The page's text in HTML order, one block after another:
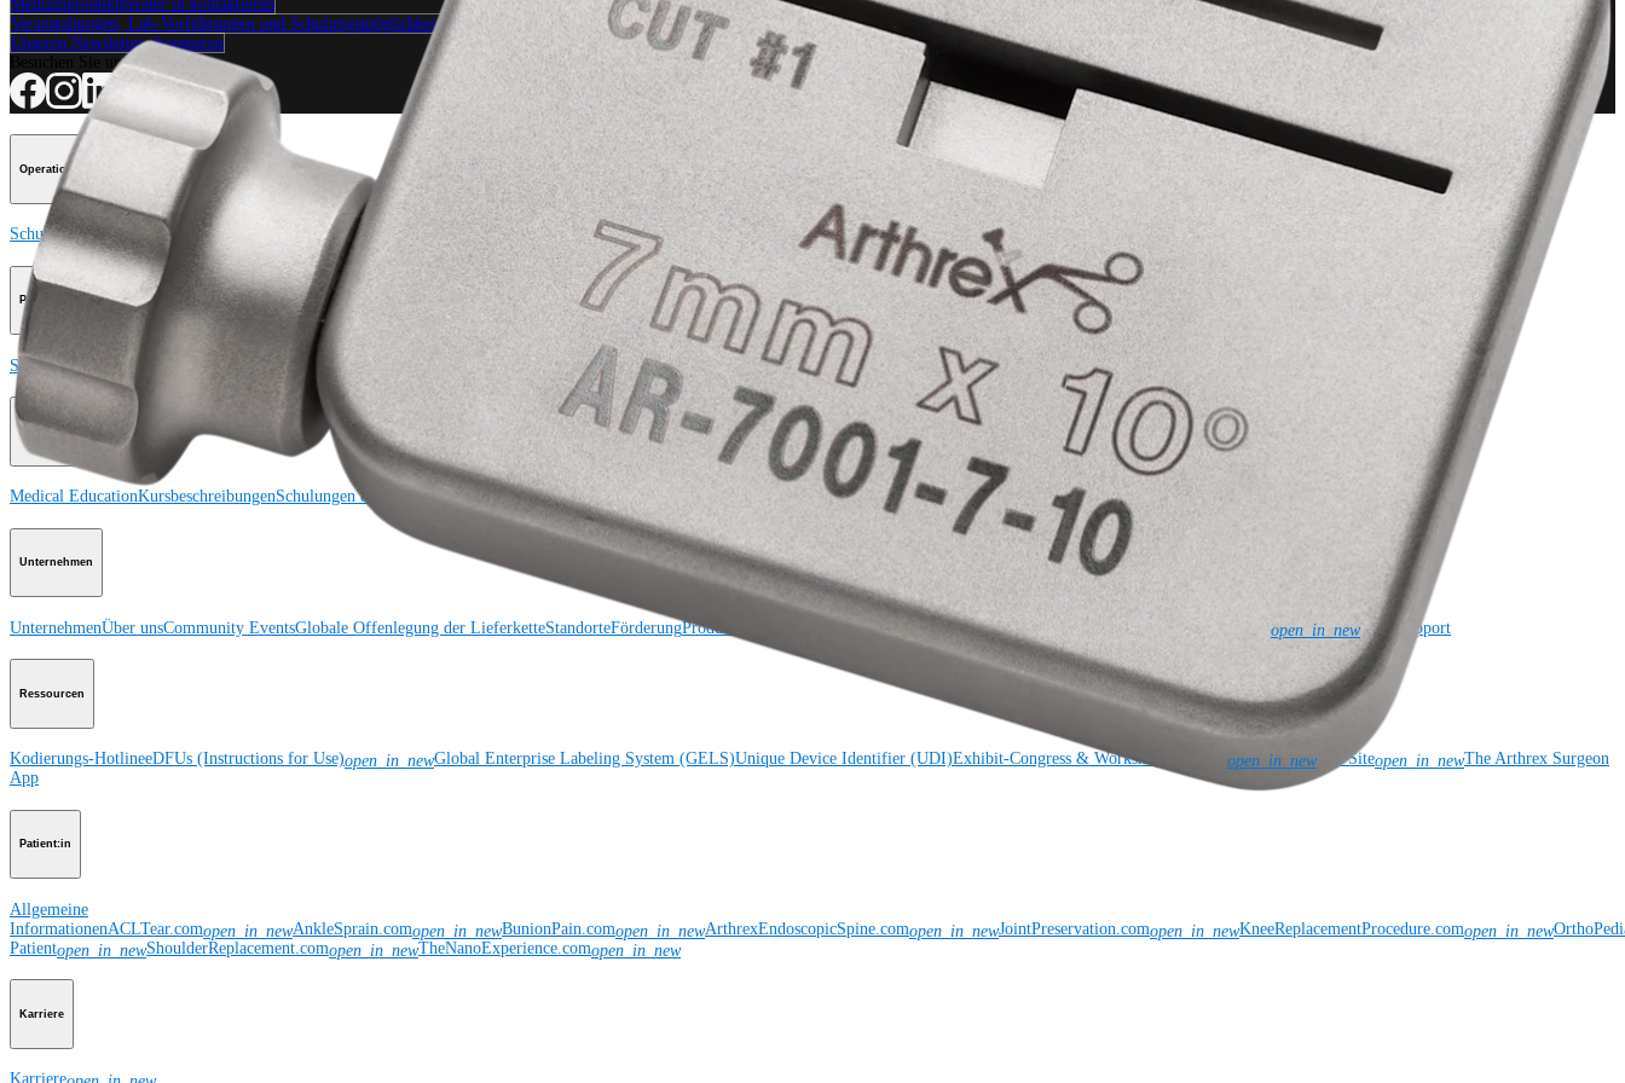
Medizinproduktberater:in kontaktieren
Veranstaltungen, Lab-Vorführungen und Schulungsmöglichkeiten ansehen
Unseren Newsletter abonnieren
Besuchen Sie uns
Operationsverfahren
SchulterKnie Ellenbogen SchulterendoprothetikHand und HandgelenkFuß und SprunggelenkTrauma Hüfte OrthobiologieCardiothoracic SurgeryWirbelsäule
Produkt
SchulterKnie Ellenbogen Schulterendoprothetik Hand und Handgelenk Fuß und Sprunggelenk HüfteOrthobiologieHerz-Thoraxchirurgie Cardiothoracic Surgery Bildgebung & Resektion
Medical Education
Medical EducationKursbeschreibungenSchulungen & Lehrgänge ArthroLab™-Standorte Unser klinisches Personal stellt sich vor OrthoPedia
Unternehmen
UnternehmenÜber unsCommunity EventsGlobale Offenlegung der LieferketteStandorteFörderungProduktsicherheit Risikomanagement & Compliance Virtual Patent Marking open_in_newSBA Support
Ressourcen
Kodierungs-HotlineeDFUs (Instructions for Use)open_in_newGlobal Enterprise Labeling System (GELS)Unique Device Identifier (UDI)Exhibit-Congress & Workshop Requests open_in_new Rep Siteopen_in_newThe Arthrex Surgeon
App
Patient:in
Allgemeine
InformationenACLTear.comopen_in_newAnkleSprain.comopen_in_newBunionPain.comopen_in_newArthrexEndoscopicSpine.comopen_in_newJointPreservation.comopen_in_newKneeReplacementProcedure.comopen_in_new
Patientopen_in_newShoulderReplacement.comopen_in_newTheNanoExperience.comopen_in_new
Karriere
Karriere